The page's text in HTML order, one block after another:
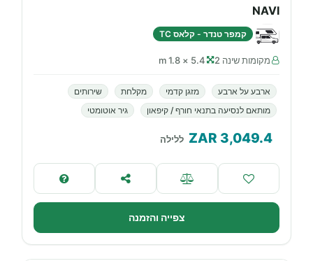
NAVI
קמפר טנדר - קלאס TC
מקומות שינה 2 5.4 × 1.8 m
ארבע על ארבע מזגן קדמי מקלחת
שירותים
מותאם לנסיעה בתנאי חורף / קיפאון
גיר אוטומטי
3,049.4
ZAR ללילה
צפייה והזמנה